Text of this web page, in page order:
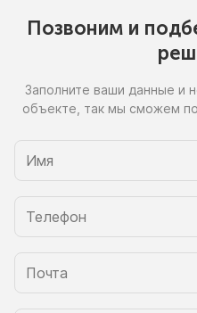
Позвоним и
Заполните ваши данные и
объекте, так мы сможем